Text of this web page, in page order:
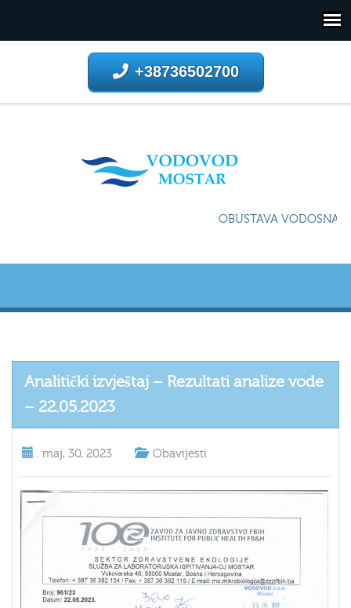
+38736502700
OBUSTAVA
Analitički izvještaj – Rezultati analize vode
– 22.05.2023
. maj, 30, 2023 Obavijesti